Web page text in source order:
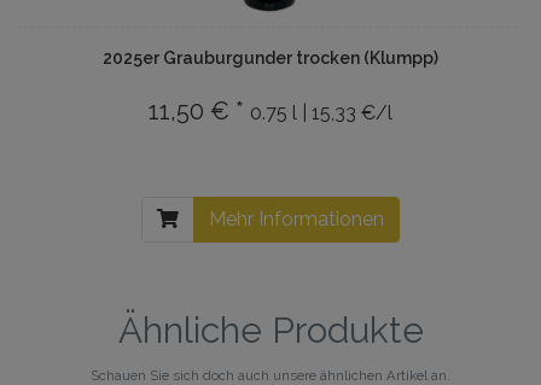
2025er Grauburgunder trocken (Klumpp)
11,50 € * 0.75 l | 15,33 €/l
Mehr Informationen
Ähnliche Produkte
Schauen Sie sich doch auch unsere ähnlichen Artikel an.